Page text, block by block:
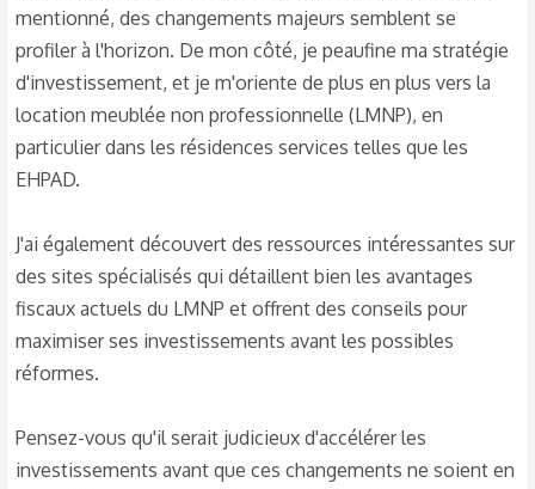
mentionné, des changements majeurs semblent se
profiler à l'horizon. De mon côté, je peaufine ma stratégie
d'investissement, et je m'oriente de plus en plus vers la
location meublée non professionnelle (LMNP), en
particulier dans les résidences services telles que les
EHPAD.
J'ai également découvert des ressources intéressantes sur
des sites spécialisés qui détaillent bien les avantages
fiscaux actuels du LMNP et offrent des conseils pour
maximiser ses investissements avant les possibles
réformes.
Pensez-vous qu'il serait judicieux d'accélérer les
investissements avant que ces changements ne soient en